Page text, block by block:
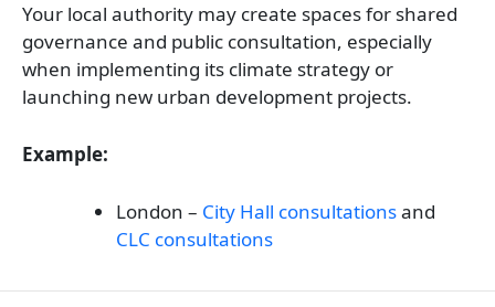
Your local authority may create spaces for shared
governance and public consultation, especially
when implementing its climate strategy or
launching new urban development projects.
Example:
London – City Hall consultationsand
CLC consultations